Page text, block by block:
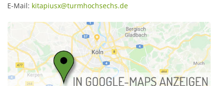
E-Mail: kitapiusx@turmhochsechs.de